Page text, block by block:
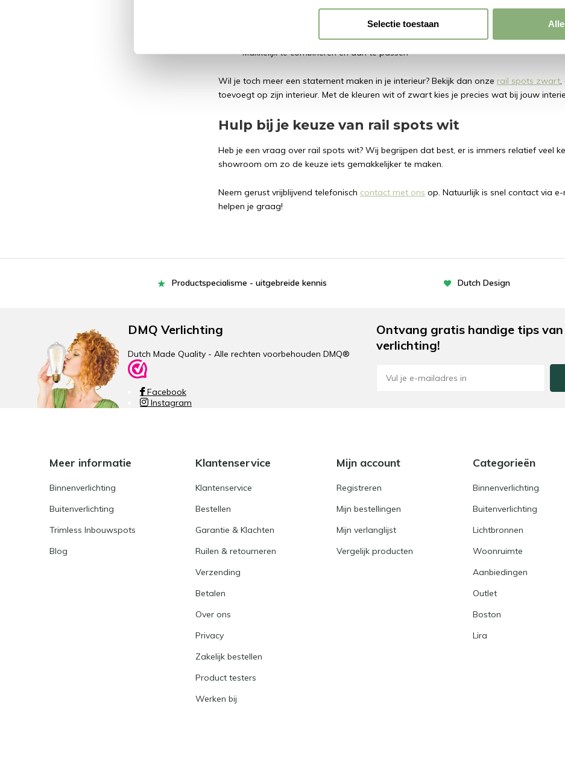
Selectie toestaan
Minimalistisch design dat haast niet opvalt
Geschikt voor lichte interieurs
Makkelijk te combineren en aan te passen
Wil je toch meer een statement maken in je interieur? Bekijk dan onze rail spots zwart,
toevoegt op zijn interieur. Met de kleuren wit of zwart kies je precies wat bij jouw
Hulp bij je keuze van rail spots wit
Heb je een vraag over rail spots wit? Wij begrijpen dat best, er is immers relatief veel
showroom om zo de keuze iets gemakkelijker te maken.
Neem gerust vrijblijvend telefonisch contact met ons op. Natuurlijk is snel contact via
helpen je graag!
Productspecialisme - uitgebreide kennis Dutch Design
DMQ Verlichting
Dutch Made Quality - Alle rechten voorbehouden DMQ®
Facebook
Instagram
Ontvang gratis handige tips
verlichting!
Meer informatie
Binnenverlichting
Buitenverlichting
Trimless Inbouwspots
Blog
Klantenservice
Klantenservice
Bestellen
Garantie & Klachten
Ruilen & retourneren
Verzending
Betalen
Over ons
Privacy
Zakelijk bestellen
Product testers
Werken bij
Mijn account
Registreren
Mijn bestellingen
Mijn verlanglijst
Vergelijk producten
Categorieën
Binnenverlichting
Buitenverlichting
Lichtbronnen
Woonruimte
Aanbiedingen
Outlet
Boston
Lira